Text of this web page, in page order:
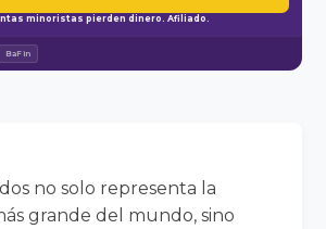
minoristas pierden dinero. Afiliado.
BaFin
no solo representa la
grande del mundo, sino